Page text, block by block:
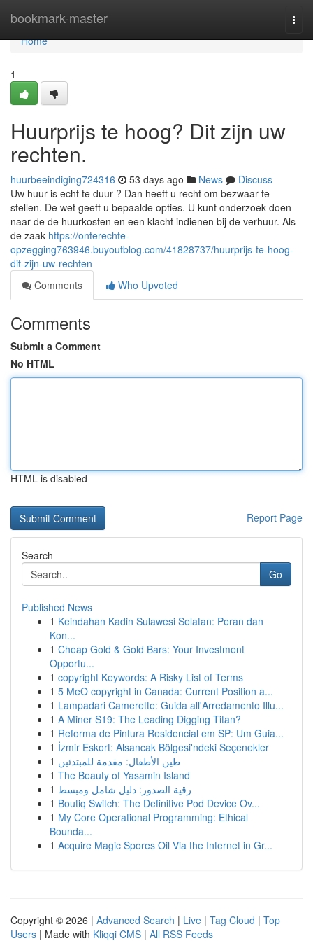
bookmark-master
Home
Home
1
Huurprijs te hoog? Dit zijn uw
rechten.
huurbeeindiging724316 53 days ago News
Discuss
Uw huur is echt te duur ? Dan heeft u recht om bezwaar te
stellen. De wet geeft u bepaalde opties. U kunt onderzoek doen
naar de de huurkosten en een klacht indienen bij de verhuur. Als
de zaak https://onterechte-
opzegging763946.buyoutblog.com/41828737/huurprijs-te-hoog-
dit-zijn-uw-rechten
Comments
Who Upvoted
Comments
Submit a Comment
No HTML
HTML is disabled
Report Page
Search
Go
Published News
1 Keindahan Kadin Sulawesi Selatan: Peran dan
Kon...
1 Cheap Gold & Gold Bars: Your Investment
Opportu...
1 copyright Keywords: A Risky List of Terms
1 5 MeO copyright in Canada: Current Position a...
1 Lampadari Camerette: Guida all'Arredamento Illu...
1 A Miner S19: The Leading Digging Titan?
1 Reforma de Pintura Residencial em SP: Um Guia...
1 İzmir Eskort: Alsancak Bölgesi'ndeki Seçenekler
1 طين الأطفال: مقدمة للمبتدئين
1 The Beauty of Yasamin Island
1 رقية الصدور: دليل شامل ومبسط
1 Boutiq Switch: The Definitive Pod Device Ov...
1 My Core Operational Programming: Ethical
Bounda...
1 Acquire Magic Spores Oil Via the Internet in Gr...
Copyright © 2026 | Advanced Search | Live | Tag Cloud | Top
Users | Made with Kliqqi CMS | All RSS Feeds